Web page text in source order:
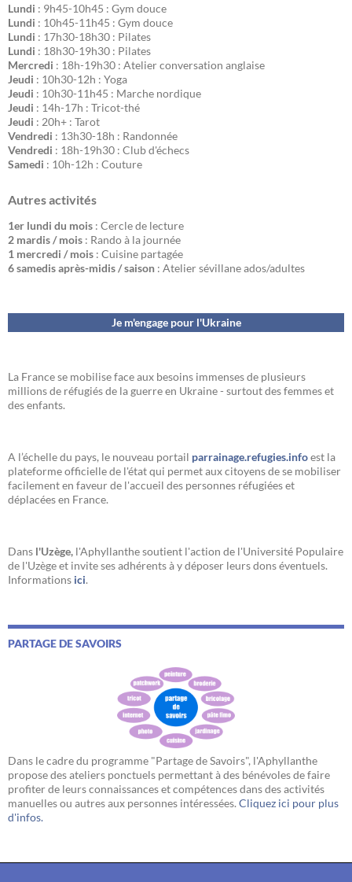
Lundi : 9h45-10h45 : Gym douce
Lundi : 10h45-11h45 : Gym douce
Lundi : 17h30-18h30 : Pilates
Lundi : 18h30-19h30 : Pilates
Mercredi : 18h-19h30 : Atelier conversation anglaise
Jeudi : 10h30-12h : Yoga
Jeudi : 10h30-11h45 : Marche nordique
Jeudi : 14h-17h : Tricot-thé
Jeudi : 20h+ : Tarot
Vendredi : 13h30-18h : Randonnée
Vendredi : 18h-19h30 : Club d'échecs
Samedi : 10h-12h : Couture
Autres activités
1er lundi du mois : Cercle de lecture
2 mardis / mois : Rando à la journée
1 mercredi / mois : Cuisine partagée
6 samedis après-midis / saison : Atelier sévillane ados/adultes
Je m'engage pour l'Ukraine
La France se mobilise face aux besoins immenses de plusieurs
millions de réfugiés de la guerre en Ukraine - surtout des femmes et
des enfants.
A l’échelle du pays, le nouveau portail parrainage.refugies.infoest la
plateforme officielle de l'état qui permet aux citoyens de se mobiliser
facilement en faveur de l'accueil des personnes réfugiées et
déplacées en France.
Dans l'Uzège, l'Aphyllanthe soutient l'action de l'Université Populaire
de l'Uzège et invite ses adhérents à y déposer leurs dons éventuels.
Informations ici.
PARTAGE DE SAVOIRS
Dans le cadre du programme "Partage de Savoirs", l'Aphyllanthe
propose des ateliers ponctuels permettant à des bénévoles de faire
profiter de leurs connaissances et compétences dans des activités
manuelles ou autres aux personnes intéressées. Cliquez ici pour plus
d'infos.